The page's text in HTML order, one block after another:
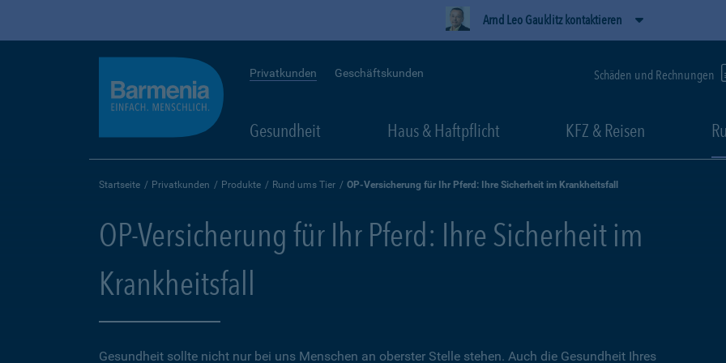
Arnd Leo Gauklitz kontaktieren
Privatkunden Geschäftskunden Schäden und Rechnungen
Gesundheit Haus & Haftpflicht KFZ & Reisen
Startseite Privatkunden Produkte Rund ums Tier OP-Versicherung für Ihr Pferd: Ihre Sicherheit im Krankheitsfall
OP-Versicherung für Ihr Pferd: Ihre Sicherheit im
Krankheitsfall
Gesundheit sollte nicht nur bei uns Menschen an oberster Stelle stehen. Auch die Gesundheit Ihres